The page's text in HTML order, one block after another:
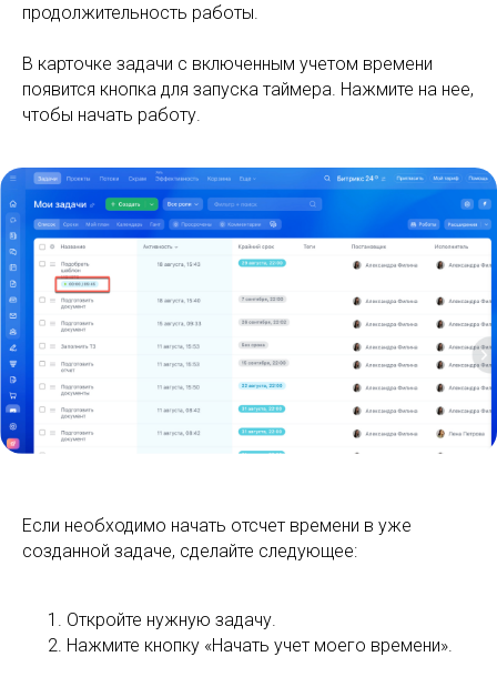
продолжительность работы.
В карточке задачи с включенным учетом времени
появится кнопка для запуска таймера. Нажмите на нее,
чтобы начать работу.
Если необходимо начать отсчет времени в уже
созданной задаче, сделайте следующее:
Откройте нужную задачу.
Нажмите кнопку «Начать учет моего времени».